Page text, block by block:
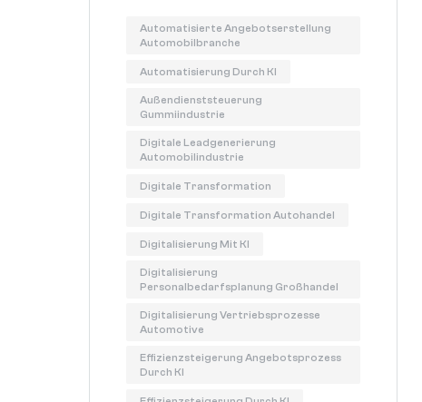
Automatisierte Angebotserstellung
Automobilbranche
Automatisierung Durch KI
Außendienststeuerung
Gummiindustrie
Digitale Leadgenerierung
Automobilindustrie
Digitale Transformation
Digitale Transformation Autohandel
Digitalisierung Mit KI
Digitalisierung
Personalbedarfsplanung Großhandel
Digitalisierung Vertriebsprozesse
Automotive
Effizienzsteigerung Angebotsprozess
Durch KI